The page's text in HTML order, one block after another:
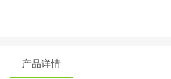
产品详情